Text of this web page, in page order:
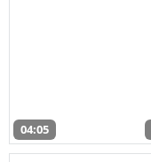
04:05